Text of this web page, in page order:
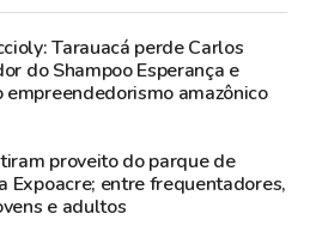
Tarauacá perde Carlos
do Shampoo Esperança e
empreendedorismo amazônico
proveito do parque de
Expoacre; entre frequentadores,
e adultos